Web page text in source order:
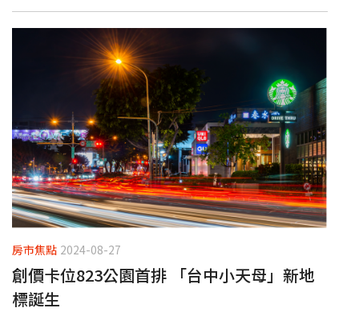
房市焦點 2024-08-27
創價卡位823公園首排 「台中小天母」新地
標誕生